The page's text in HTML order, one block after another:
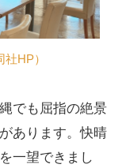
HP）
でも屈指の絶景
があります。快晴
一望できまし